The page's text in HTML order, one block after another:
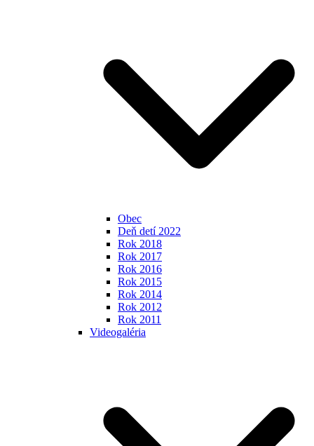
Obec
Deň detí 2022
Rok 2018
Rok 2017
Rok 2016
Rok 2015
Rok 2014
Rok 2012
Rok 2011
Videogaléria